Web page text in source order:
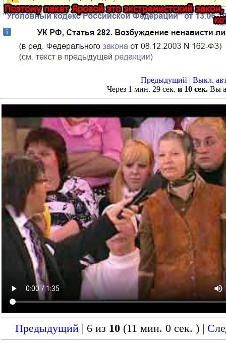
Предыдущий | Выкл.
Через 1 мин. 28 сек. и 10 сек. Вы
Предыдущий | 6 из 10 (11 мин. 0 сек. ) |